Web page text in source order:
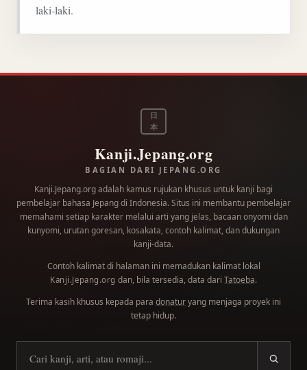
laki-laki.
日
本
Kanji.Jepang.org
BAGIAN DARI JEPANG.ORG
Kanji.Jepang.org adalah kamus rujukan khusus untuk kanji bagi
pembelajar bahasa Jepang di Indonesia. Situs ini membantu pembelajar
memahami setiap karakter melalui arti yang jelas, bacaan onyomi dan
kunyomi, urutan goresan, kosakata, contoh kalimat, dan dukungan
kanji-data.
Contoh kalimat di halaman ini memadukan kalimat lokal
Kanji.Jepang.org dan, bila tersedia, data dari Tatoeba.
Terima kasih khusus kepada para donaturyang menjaga proyek ini
tetap hidup.
Cari kanji